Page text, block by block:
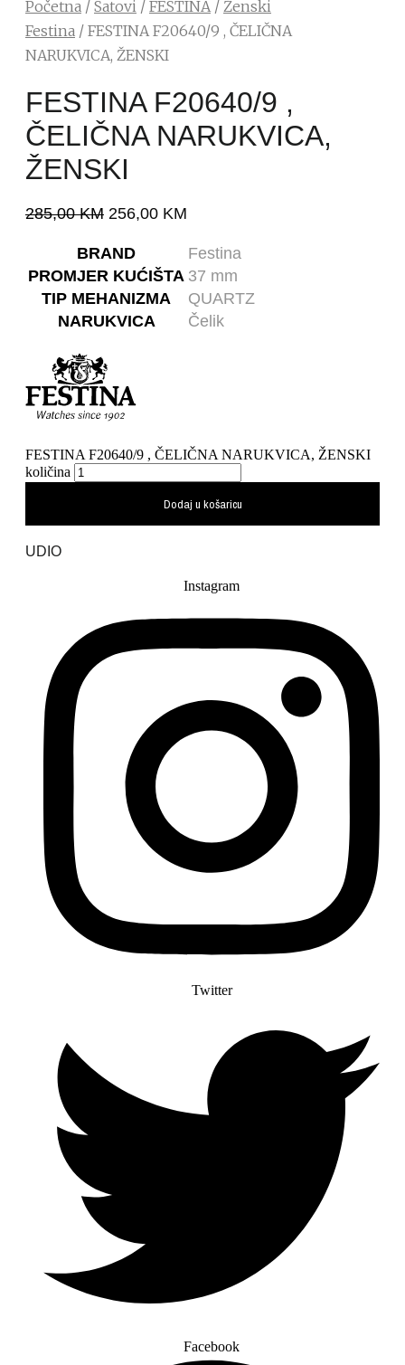
Početna / Satovi / FESTINA / Ženski
Festina / FESTINA F20640/9 , ČELIČNA
NARUKVICA, ŽENSKI
FESTINA F20640/9 ,
ČELIČNA NARUKVICA,
ŽENSKI
285,00KM 256,00 KM
BRAND
Festina
PROMJER KUĆIŠTA 37 mm
TIP MEHANIZMA
QUARTZ
NARUKVICA
Čelik
FESTINA F20640/9 , ČELIČNA NARUKVICA, ŽENSKI
količina
Dodaj u košaricu
UDIO
Instagram
Twitter
Facebook